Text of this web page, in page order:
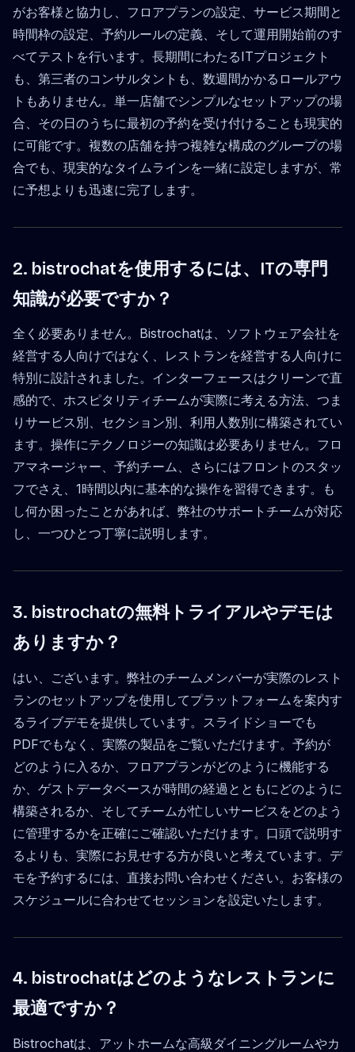
がお客様と協力し、フロアプランの設定、サービス期間と
時間枠の設定、予約ルールの定義、そして運用開始前のす
べてテストを行います。長期間にわたるITプロジェクト
も、第三者のコンサルタントも、数週間かかるロールアウ
トもありません。単一店舗でシンプルなセットアップの場
合、その日のうちに最初の予約を受け付けることも現実的
に可能です。複数の店舗を持つ複雑な構成のグループの場
合でも、現実的なタイムラインを一緒に設定しますが、常
に予想よりも迅速に完了します。
2. bistrochatを使用するには、ITの専門
知識が必要ですか？
全く必要ありません。Bistrochatは、ソフトウェア会社を
経営する人向けではなく、レストランを経営する人向けに
特別に設計されました。インターフェースはクリーンで直
感的で、ホスピタリティチームが実際に考える方法、つま
りサービス別、セクション別、利用人数別に構築されてい
ます。操作にテクノロジーの知識は必要ありません。フロ
アマネージャー、予約チーム、さらにはフロントのスタッ
フでさえ、1時間以内に基本的な操作を習得できます。も
し何か困ったことがあれば、弊社のサポートチームが対応
し、一つひとつ丁寧に説明します。
3. bistrochatの無料トライアルやデモは
ありますか？
はい、ございます。弊社のチームメンバーが実際のレスト
ランのセットアップを使用してプラットフォームを案内す
るライブデモを提供しています。スライドショーでも
PDFでもなく、実際の製品をご覧いただけます。予約が
どのように入るか、フロアプランがどのように機能する
か、ゲストデータベースが時間の経過とともにどのように
構築されるか、そしてチームが忙しいサービスをどのよう
に管理するかを正確にご確認いただけます。口頭で説明す
るよりも、実際にお見せする方が良いと考えています。デ
モを予約するには、直接お問い合わせください。お客様の
スケジュールに合わせてセッションを設定いたします。
4. bistrochatはどのようなレストランに
最適ですか？
Bistrochatは、アットホームな高級ダイニングルームやカ